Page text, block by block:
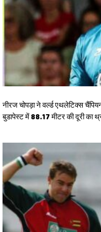
नीरज चोपड़ा ने वर्ल्‍ड एथलेटिक्‍स
बुडापेस्‍ट में 88.17 मीटर की दूरी का